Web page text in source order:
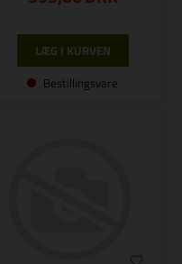
Bestillingsvare